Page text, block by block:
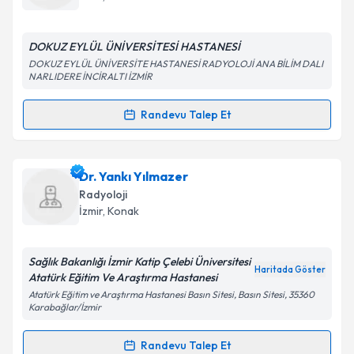
Kişisel verilerimin işlenmesine ilişkinAydınlatma
'ni okudum ve kişisel verilerimin belirtilen
kapsamda işlenmesini kabul ediyorum.
Takvim Talebini Gönder
DOKUZ EYLÜL ÜNİVERSİTESİ HASTANESİ
DOKUZ EYLÜL ÜNİVERSİTE HASTANESİ RADYOLOJİ ANA BİLİM DALI
NARLIDERE İNCİRALTI İZMİR
Randevu Talep Et
Randevu Takvimi Talebi
Dr. Lale Dumaniçin randevu takvimi talebi oluşturun.
Size bu uzmandan randevu almanız için bir takvim
hazırlandığında e-posta ile bilgilendireceğiz.
Kişisel verilerimin işlenmesine ilişkin
Metni'ni okudum ve kişisel verilerimin belirtilen
kapsamda işlenmesini kabul ediyorum.
Dr. Yankı Yılmazer
Radyoloji
İzmir, Konak
Sağlık Bakanlığı İzmir Katip Çelebi Üniversitesi
Atatürk Eğitim Ve Araştırma Hastanesi
Haritada Göster
Atatürk Eğitim ve Araştırma Hastanesi Basın Sitesi, Basın Sitesi, 35360
Karabağlar/İzmir
Randevu Talep Et